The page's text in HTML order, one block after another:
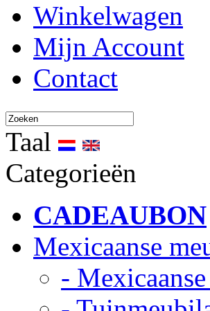
Winkelwagen
Mijn Account
Contact
Taal
Categorieën
CADEAUBON
Mexicaanse
-